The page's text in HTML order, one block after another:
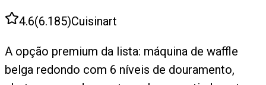
4.6(6.185)Cuisinart
A opção premium da lista: máquina de waffle
belga redondo com 6 níveis de douramento,